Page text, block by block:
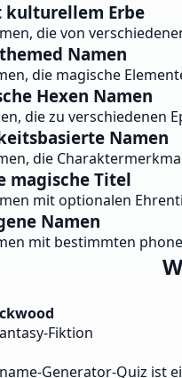
kulturellem Erbe
die von
Namen
die magische
Hexen Namen
die zu verschiedenen
Namen
die
magische Titel
mit optionalen
Namen
mit bestimmten
Fiktion
Generator-Quiz ist